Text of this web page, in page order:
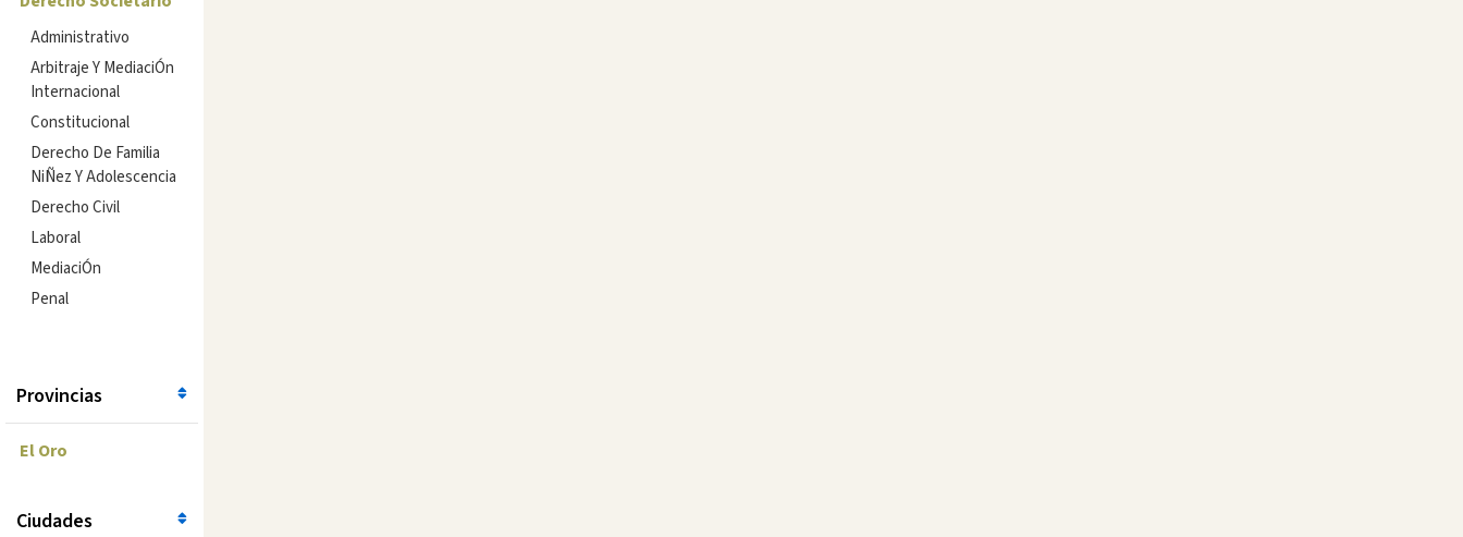
Administrativo
Arbitraje Y MediaciÓn
Internacional
Constitucional
Derecho De Familia
NiÑez Y Adolescencia
Derecho Civil
Laboral
MediaciÓn
Penal
Provincias
El Oro
Ciudades